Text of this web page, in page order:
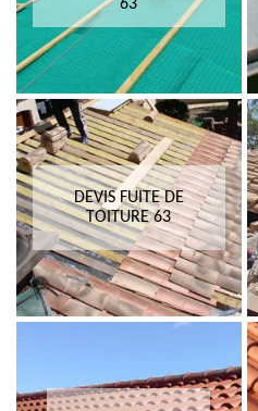
63
DEVIS FUITE DE
TOITURE 63